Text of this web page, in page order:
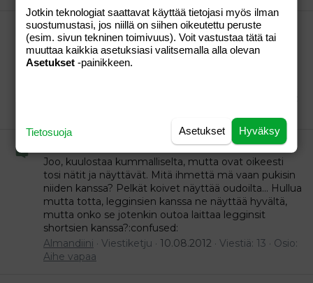
Mikä tekee sut onnelliseksi juuri tänään?
Mut tekee onnelliseksi tänään auringonpaiste, uusi
alkava työ, se että lasten asiat lähtenyt rullaamaan
hyvin, ja kesäloman jälkeen sain taas motivaatiota
Joo, kuulostaa kummalliselta, mutta ovat oikeesti
tosi nätit ja näyttävät. Mitä ihmettä mä vaan pukisin
niiden kanssa? Pelkät koivet näyttää oudoilta... Hullua
mutta totta, legginsien kanssa ne näyttää hyvältä,
mutta onko se jotenkin outoa laittaa legginsit
shortsien kanssa?:confused:
Almandiini
Viestiketju 10.08.2012 Viestiä: 13
Osio:
Aihe vapaa
Jotkin teknologiat saattavat käyttää tietojasi myös ilman
suostumustasi, jos niillä on siihen oikeutettu peruste
(esim. sivun tekninen toimivuus). Voit vastustaa tätä tai
muuttaa kaikkia asetuksiasi valitsemalla alla olevan
Asetukset -painikkeen.
Hyväksy
Asetukset
Tietosuoja